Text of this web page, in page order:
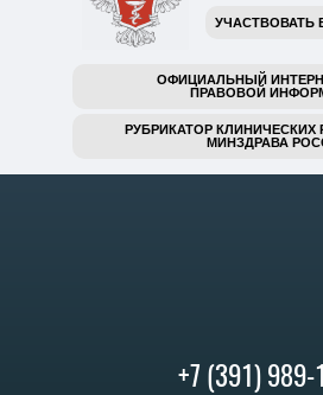
УЧАСТВОВАТЬ
ОФИЦИАЛЬНЫЙ
ПРАВОВОЙ
РУБРИКАТОР КЛИНИЧЕСКИХ
МИНЗДРАВА
+7 (391)